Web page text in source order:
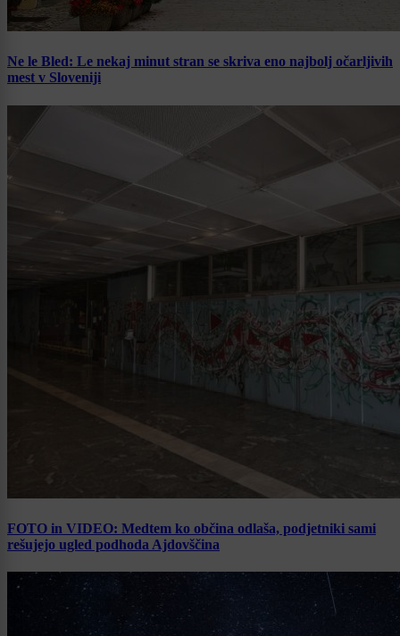
Ne le Bled: Le nekaj minut stran se skriva eno najbolj očarljivih
mest v Sloveniji
FOTO in VIDEO: Medtem ko občina odlaša, podjetniki sami
rešujejo ugled podhoda Ajdovščina